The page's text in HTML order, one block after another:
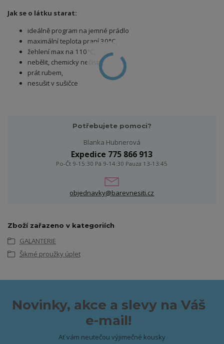
Jak se o látku starat:
ideálně program na jemné prádlo
maximální teplota praní 30°C,
žehlení max na 110°C,
nebělit, chemicky nečistit,
prát rubem,
nesušit v sušičce
Potřebujete pomoci?
Blanka Hubnerová
Expedice 775 866 913
Po-Čt 9-15:30 Pá 9-14:30 Pauza 13-13:45
objednavky@barevnesiti.cz
Zboží zařazeno v kategoriích
GALANTERIE
Šikmé proužky úplet
Novinky, akce a slevy na Váš
e-mail!
Ať vám neutečou výjimečné kousky